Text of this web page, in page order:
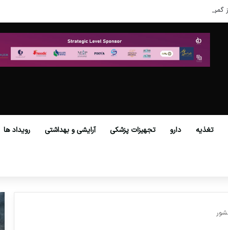
گمرکات همه استان‌ها فراهم شد.
تغذیه دارو تجهیزات پزشکی آرایشی و بهداشتی رویداد ها